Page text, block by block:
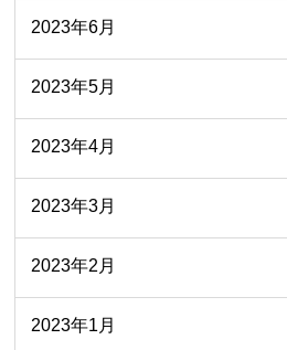
2023年6月
2023年5月
2023年4月
2023年3月
2023年2月
2023年1月